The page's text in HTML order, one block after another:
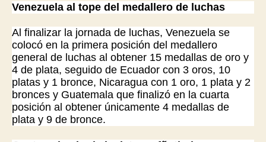
Venezuela al tope del medallero de luchas
Al finalizar la jornada de luchas, Venezuela se
colocó en la primera posición del medallero
general de luchas al obtener 15 medallas de oro y
4 de plata, seguido de Ecuador con 3 oros, 10
platas y 1 bronce, Nicaragua con 1 oro, 1 plata y 2
bronces y Guatemala que finalizó en la cuarta
posición al obtener únicamente 4 medallas de
plata y 9 de bronce.